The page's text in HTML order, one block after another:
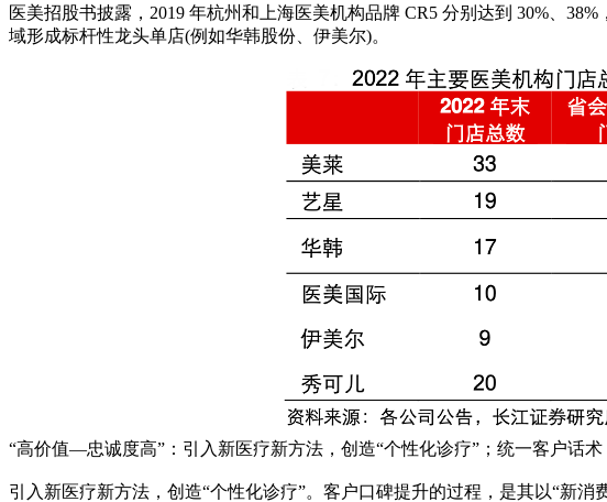
医美招股书披露，2019 年杭州和上海医美机构品牌 CR5 分别达到 30%、
域形成标杆性龙头单店(例如华韩股份、伊美尔)。
“高价值—忠诚度高”：引入新医疗新方法，创造“个性化诊疗”；统一客户话
引入新医疗新方法，创造“个性化诊疗”。客户口碑提升的过程，是其以“新